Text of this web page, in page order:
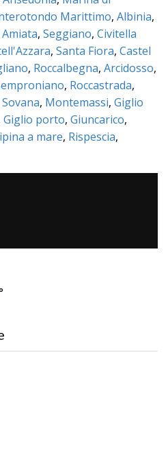
Marittimo, Albinia,
, Seggiano, Civitella
, Santa Fiora, Castel
, Roccalbegna, Arcidosso,
, Roccastrada,
Sovana, Montemassi, Giglio
Giglio porto, Giuncarico,
a mare, Rispescia,